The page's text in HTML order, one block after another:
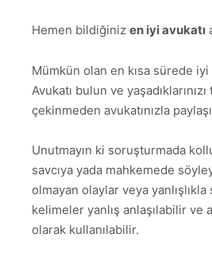
Hemen bildiğiniz en iyi avukatı
Mümkün olan en kısa sürede iyi
Avukatı bulun ve
çekinmeden avukatınızla
Unutmayın ki soruşturmada
savcıya yada mahkemede
olmayan olaylar veya
kelimeler yanlış anlaşılabilir ve
olarak kullanılabilir.